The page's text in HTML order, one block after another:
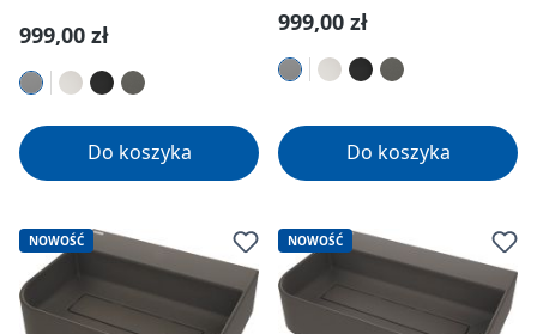
Cena regularna:
999,00 zł
Do koszyka
Cena regularna:
999,00 zł
Do koszyka
NOWOŚĆ NOWOŚĆ